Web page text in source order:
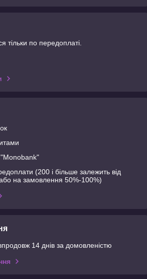
тільки по передоплаті.
(200 і більше залежить від
або на замовлення 50%-100%)
14 днів за домовленістю